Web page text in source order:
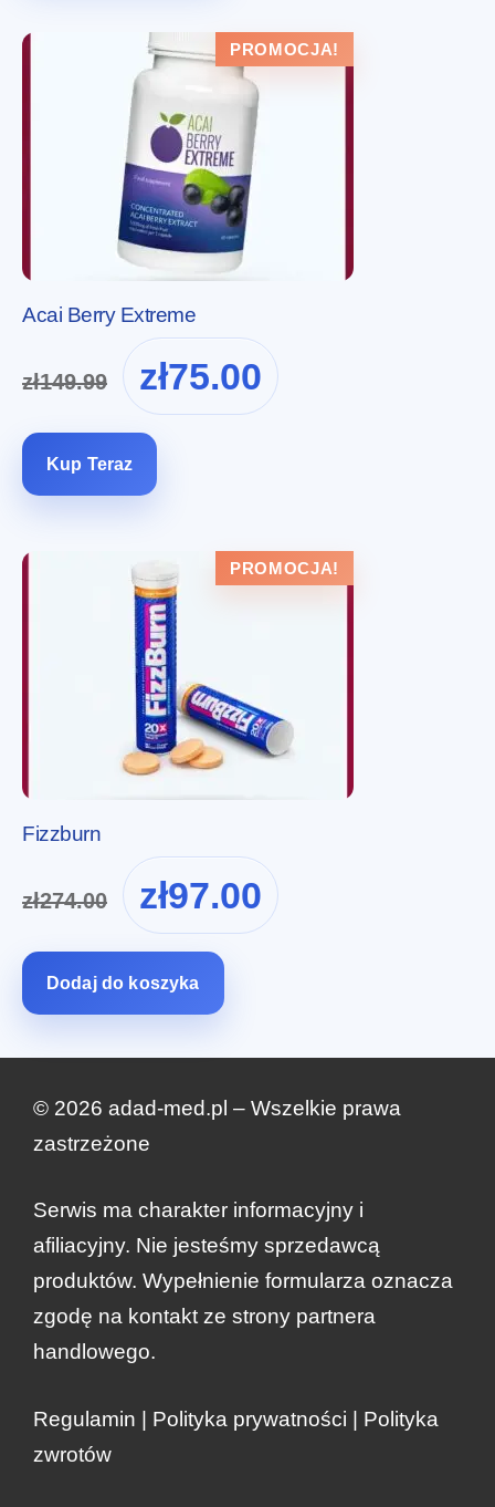
PROMOCJA!
Acai Berry Extreme
zł149.99
Pierwotna
cena
wynosiła:
zł149.99.
zł75.00
cena
Kup Teraz
PROMOCJA!
Fizzburn
zł274.00
Pierwotna
cena
wynosiła:
zł97.00
cena
Dodaj do koszyka
© 2026 adad-med.pl – Wszelkie prawa
zastrzeżone
Serwis ma charakter informacyjny i
afiliacyjny. Nie jesteśmy sprzedawcą
produktów. Wypełnienie formularza oznacza
zgodę na kontakt ze strony partnera
handlowego.
Regulamin | Polityka prywatności | Polityka
zwrotów